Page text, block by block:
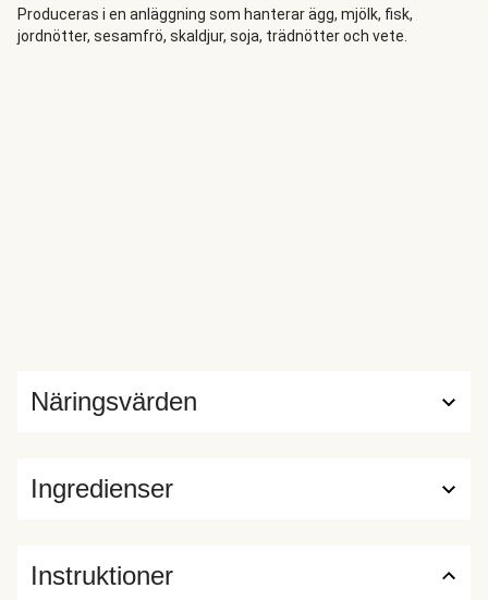
polenta som blir ännu krämigare tack vare italiensk ost -
och så är maten klar, på sisådär en kvart! OBS! Osten som
Produceras i en anläggning som hanterar ägg, mjölk, fisk,
jordnötter, sesamfrö, skaldjur, soja, trädnötter och vete.
Ingredienser
Näringsvärden
Instruktioner